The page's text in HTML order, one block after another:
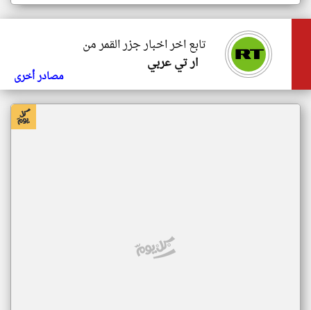
تابع اخر اخبار جزر القمر من
ار تي عربي
مصادر أخرى